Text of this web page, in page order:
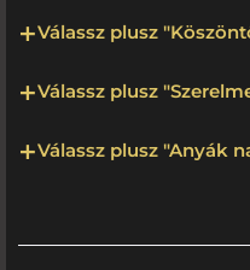
Válassz plusz
Válassz plusz
Válassz plusz "Anyák